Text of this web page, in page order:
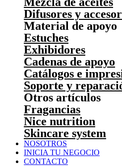
Difusores y
Material de apoyo
Estuches
Exhibidores
Cadenas de apoyo
Catálogos e
Soporte y
Otros artículos
Fragancias
Nice nutrition
Skincare system
NOSOTROS
INICIA TU NEGOCIO
CONTACTO